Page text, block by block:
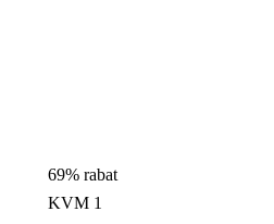
69% rabat
KVM 1